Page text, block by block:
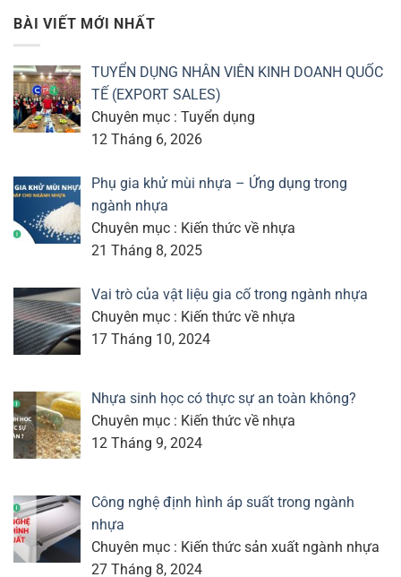
BÀI VIẾT MỚI NHẤT
TUYỂN DỤNG NHÂN VIÊN KINH DOANH QUỐC
TẾ (EXPORT SALES)
Chuyên mục : Tuyển dụng
12 Tháng 6, 2026
Phụ gia khử mùi nhựa – Ứng dụng trong
ngành nhựa
Chuyên mục : Kiến thức về nhựa
21 Tháng 8, 2025
Vai trò của vật liệu gia cố trong ngành nhựa
Chuyên mục : Kiến thức về nhựa
17 Tháng 10, 2024
Nhựa sinh học có thực sự an toàn không?
Chuyên mục : Kiến thức về nhựa
12 Tháng 9, 2024
Công nghệ định hình áp suất trong ngành
nhựa
Chuyên mục : Kiến thức sản xuất ngành nhựa
27 Tháng 8, 2024